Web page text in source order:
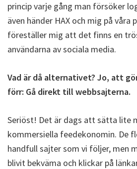
princip varje gång man försöker
även händer HAX och mig på våra
föreställer mig att det finns en
användarna av sociala media.
Vad är då alternativet? Jo, att
förr: Gå direkt till webbsajterna.
Seriöst! Det är dags att sätta lite
kommersiella feedekonomin. De
handfull sajter som vi följer, men
blivit bekväma och klickar på